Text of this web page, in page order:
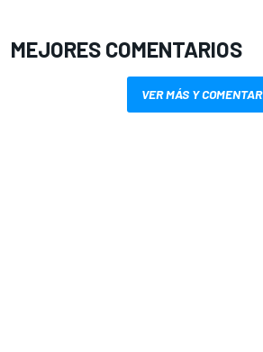
MEJORES COMENTARIOS
VER MÁS Y COMENTAR